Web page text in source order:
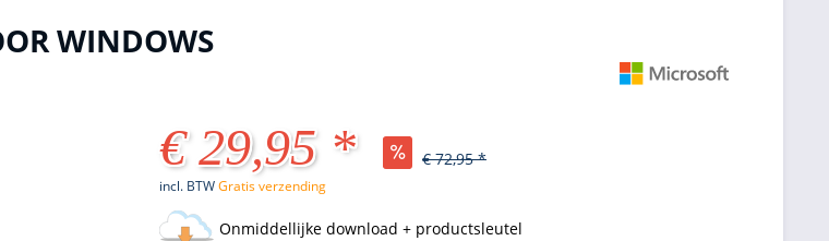
WINDOWS
€ 29,95 * € 72,95 *
incl. BTWGratis verzending
Onmiddellijke download + productsleutel